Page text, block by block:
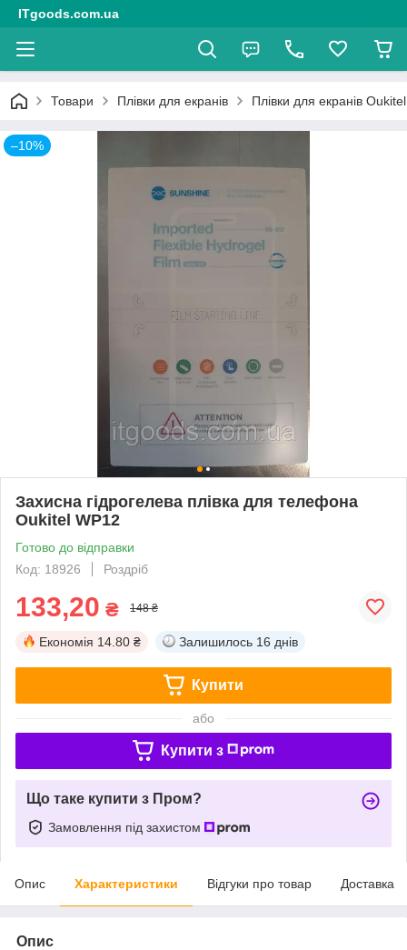
ITgoods.com.ua
Товари Плівки для екранів Плівки для екранів Oukitel
–10%
Захисна гідрогелева плівка для телефона
Oukitel WP12
Готово до відправки
Код: 18926
Роздріб
133,20 ₴ 148 ₴
Економія 14.80 ₴ Залишилось 16 днів
Купити
або
Купити з
Що таке купити з Пром?
Замовлення під захистом
Опис Характеристики Відгуки про товар Доставка
Опис